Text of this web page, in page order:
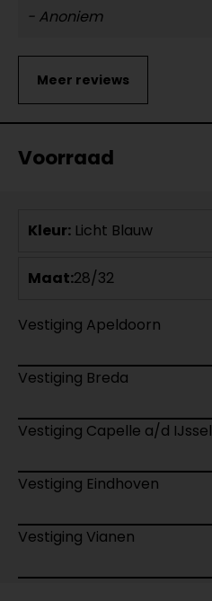
- Anoniem
Voorraad
Kleur: Licht Blauw
Maat:28/32
Vestiging Apeldoorn
Vestiging Breda
Vestiging Capelle a/d IJssel
Vestiging Eindhoven
Vestiging Vianen